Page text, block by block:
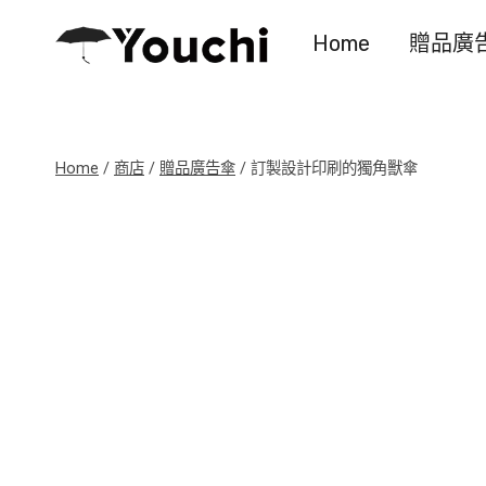
Home 贈品廣
Home / 商店 / 贈品廣告傘 / 訂製設計印刷的獨角獸傘